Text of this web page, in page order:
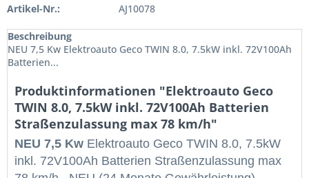
Artikel-Nr.: AJ10078
Beschreibung
NEU 7,5 Kw Elektroauto Geco TWIN 8.0, 7.5kW inkl. 72V100Ah
Batterien...
Produktinformationen "Elektroauto Geco
TWIN 8.0, 7.5kW inkl. 72V100Ah Batterien
Straßenzulassung max 78 km/h"
NEU 7,5 Kw Elektroauto Geco TWIN 8.0, 7.5kW
inkl. 72V100Ah Batterien Straßenzulassung max